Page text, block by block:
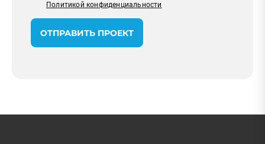
Политикой конфиденциальности
ОТПРАВИТЬ ПРОЕКТ